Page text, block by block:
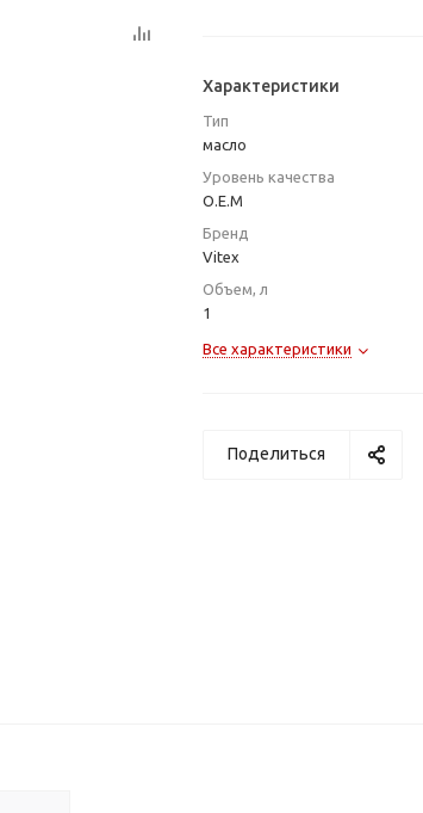
Характеристики
Тип
масло
Уровень качества
O.E.M
Бренд
Vitex
Объем, л
1
Все характеристики
Поделиться